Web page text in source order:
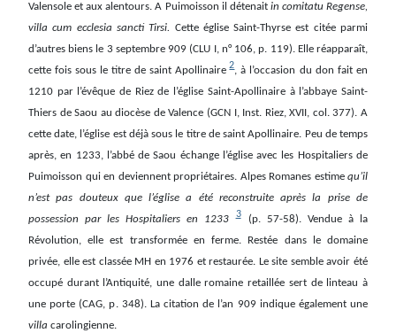
Valensole et aux alentours. A Puimoisson il détenait in comitatu Regense,
villa cum ecclesia sancti Tirsi. Cette église Saint-Thyrse est citée parmi
d’autres biens le 3 septembre 909 (CLU I, n° 106, p. 119). Elle réapparaît,
cette fois sous le titre de saint Apollinaire2, à l’occasion du don fait en
1210 par l’évêque de Riez de l’église Saint-Apollinaire à l’abbaye Saint-
Thiers de Saou au diocèse de Valence (GCN I, Inst. Riez, XVII, col. 377). A
cette date, l’église est déjà sous le titre de saint Apollinaire. Peu de temps
après, en 1233, l’abbé de Saou échange l’église avec les Hospitaliers de
Puimoisson qui en deviennent propriétaires. Alpes Romanes estime qu’il
n’est pas douteux que l’église a été reconstruite après la prise de
possession par les Hospitaliers en 12333
(p. 57-58). Vendue à la
Révolution, elle est transformée en ferme. Restée dans le domaine
privée, elle est classée MH en 1976 et restaurée. Le site semble avoir été
occupé durant l’Antiquité, une dalle romaine retaillée sert de linteau à
une porte (CAG, p. 348). La citation de l’an 909 indique également une
villa carolingienne.